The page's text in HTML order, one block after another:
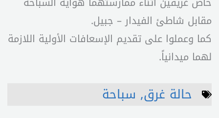
مقابل شاطئ الفيدار – جبيل.
كما وعملوا على تقديم الإسعافات الأولية اللازمة
لهما ميدانياً.
حالة غرق, سباحة